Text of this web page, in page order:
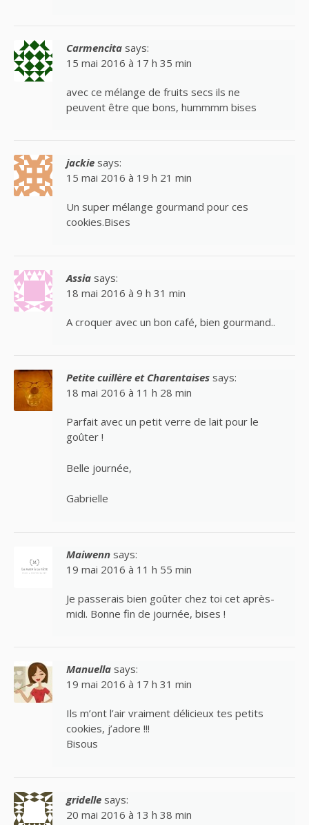
Carmencita says:
15 mai 2016 à 17 h 35 min
avec ce mélange de fruits secs ils ne
peuvent être que bons, hummmm bises
jackie says:
15 mai 2016 à 19 h 21 min
Un super mélange gourmand pour ces
cookies.Bises
Assia says:
18 mai 2016 à 9 h 31 min
A croquer avec un bon café, bien gourmand..
Petite cuillère et Charentaises says:
18 mai 2016 à 11 h 28 min
Parfait avec un petit verre de lait pour le
goûter !
Belle journée,
Gabrielle
Maiwenn says:
19 mai 2016 à 11 h 55 min
Je passerais bien goûter chez toi cet après-
midi. Bonne fin de journée, bises !
Manuella says:
19 mai 2016 à 17 h 31 min
Ils m’ont l’air vraiment délicieux tes petits
cookies, j’adore !!!
Bisous
gridelle says:
20 mai 2016 à 13 h 38 min